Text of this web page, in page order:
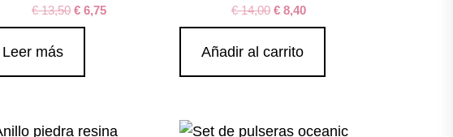
€13,50 €6,75
Leer más
€14,00 €8,40
Añadir al carrito